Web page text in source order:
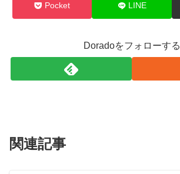
Pocket LINE
Doradoをフォローする
関連記事